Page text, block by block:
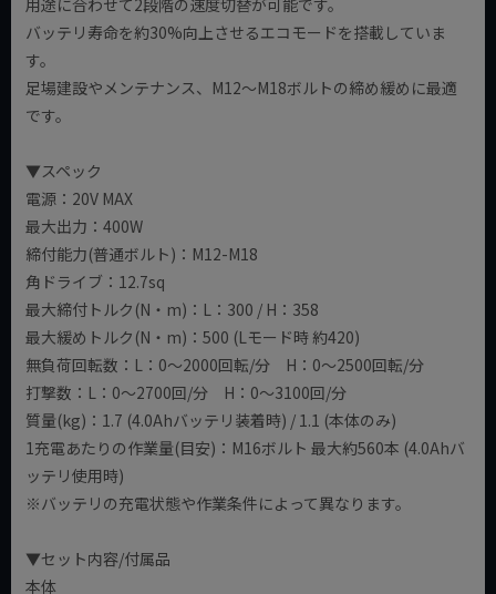
バッテリ寿命を約30%向上させるエコモードを搭載していま
す。
足場建設やメンテナンス、M12～M18ボルトの締め緩めに最適
です。
▼スペック
電源：20V MAX
最大出力：400W
締付能力(普通ボルト)：M12-M18
角ドライブ：12.7sq
最大締付トルク(N・m)：L：300 / H：358
最大緩めトルク(N・m)：500 (Lモード時 約420)
無負荷回転数：L：0～2000回転/分 H：0～2500回転/分
打撃数：L：0～2700回/分 H：0～3100回/分
質量(kg)：1.7 (4.0Ahバッテリ装着時) / 1.1 (本体のみ)
1充電あたりの作業量(目安)：M16ボルト 最大約560本 (4.0Ahバ
ッテリ使用時)
※バッテリの充電状態や作業条件によって異なります。
▼セット内容/付属品
本体